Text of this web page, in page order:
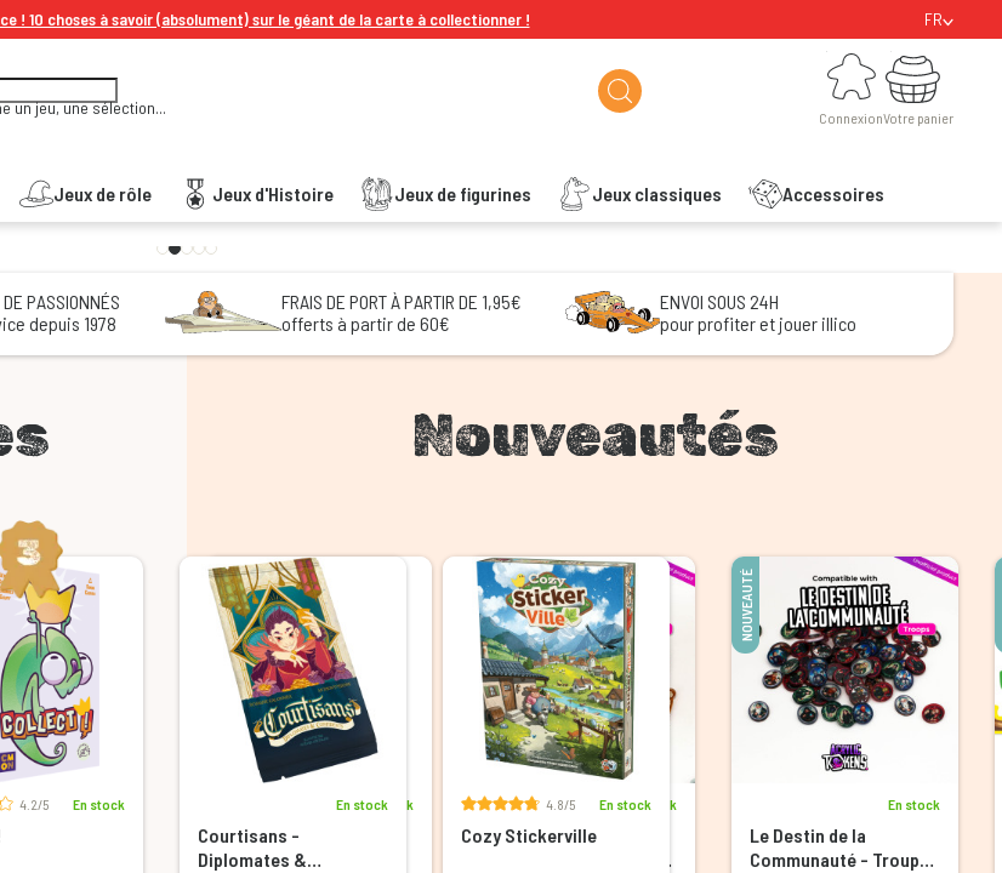
! 10 choses à savoir (absolument) sur le géant de la carte à collectionner ! FR
un jeu, une sélection...
Connexion
Connexion
Jeux de rôle Jeux d'Histoire Jeux de figurines Jeux classiques Accessoires
Votre panier
Votre panier
PASSIONNÉS
depuis 1978
FRAIS DE PORT À PARTIR DE 1,95€
offerts à partir de 60€
ENVOI SOUS 24H
pour profiter et jouer illico
4.2/5 En stock En stock
Courtisans -
Diplomates &
4.8/5 En stock
Cozy Stickerville
Nouveautés
NOUVEAUTÉ
En stock
CollectO!
NOUVEAUTÉ
En stock
Le Destin de la
NOUVEAUTÉ
En stock
Le Destin de la
Communauté - Troupes